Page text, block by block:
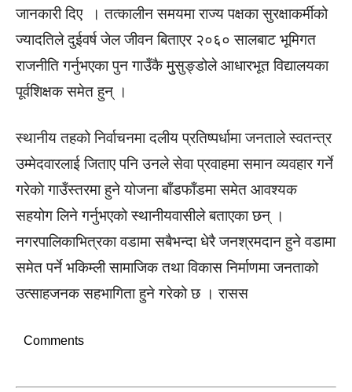
जानकारी दिए । तत्कालीन समयमा राज्य पक्षका सुरक्षाकर्मीको
ज्यादतिले दुईवर्ष जेल जीवन बिताएर २०६० सालबाट भूमिगत
राजनीति गर्नुभएका पुन गाउँकै मुुसुङ्डोले आधारभूत विद्यालयका
पूर्वशिक्षक समेत हुन् ।
स्थानीय तहको निर्वाचनमा दलीय प्रतिष्पर्धामा जनताले स्वतन्त्र
उम्मेदवारलाई जिताए पनि उनले सेवा प्रवाहमा समान व्यवहार गर्ने
गरेकाे गाउँस्तरमा हुने योजना बाँडफाँडमा समेत आवश्यक
सहयोग लिने गर्नुभएको स्थानीयवासीले बताएका छन् ।
नगरपालिकाभित्रका वडामा सबैभन्दा धेरै जनश्रमदान हुने वडामा
समेत पर्ने भकिम्ली सामाजिक तथा विकास निर्माणमा जनताको
उत्साहजनक सहभागिता हुने गरेको छ । रासस
Comments